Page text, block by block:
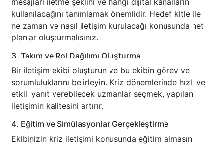
mesajları iletme şeklini ve hangi dijital kanalların
kullanılacağını tanımlamak önemlidir. Hedef kitle ile
ne zaman ve nasıl iletişim kurulacağı konusunda net
planlar oluşturmalısınız.
3. Takım ve Rol Dağılımı Oluşturma
Bir iletişim ekibi oluşturun ve bu ekibin görev ve
sorumluluklarını belirleyin. Kriz dönemlerinde hızlı ve
etkili yanıt verebilecek uzmanlar seçmek, yapılan
iletişimin kalitesini artırır.
4. Eğitim ve Simülasyonlar Gerçekleştirme
Ekibinizin kriz iletişimi konusunda eğitim almasını